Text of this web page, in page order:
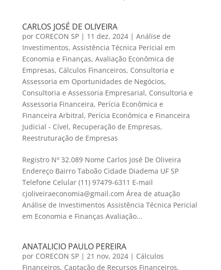
CARLOS JOSÉ DE OLIVEIRA
por CORECON SP| 11 dez, 2024| Análise de
Investimentos, Assistência Técnica Pericial em
Economia e Finanças, Avaliação Econômica de
Empresas, Cálculos Financeiros, Consultoria e
Assessoria em Oportunidades de Negócios,
Consultoria e Assessoria Empresarial, Consultoria e
Assessoria Financeira, Perícia Econômica e
Financeira Arbitral, Perícia Econômica e Financeira
Judicial - Cível, Recuperação de Empresas,
Reestruturação de Empresas
Registro Nº 32.089 Nome Carlos José De Oliveira
Endereço Bairro Taboão Cidade Diadema UF SP
Telefone Celular (11) 97479-6311 E-mail
cjoliveiraeconomia@gmail.com Área de atuação
Análise de Investimentos Assistência Técnica Pericial
em Economia e Finanças Avaliação...
ANATALICIO PAULO PEREIRA
por CORECON SP| 21 nov, 2024| Cálculos
Financeiros, Captação de Recursos Financeiros,